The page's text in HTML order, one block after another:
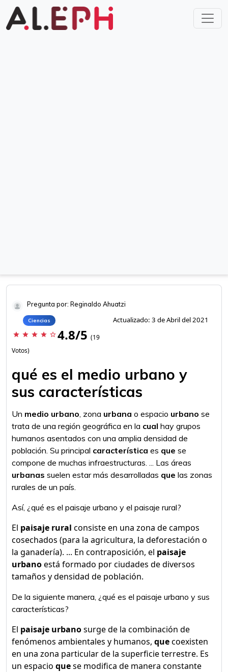
Pregunta por: Reginaldo Ahuatzi
Ciencias Actualizado: 3 de Abril del 2021
star star star star star_border 4.8/5 (19
Votos)
qué es el medio urbano y
sus características
Un medio urbano, zona urbana o espacio urbano se
trata de una región geográfica en la cual hay grupos
humanos asentados con una amplia densidad de
población. Su principal característica es que se
compone de muchas infraestructuras. ... Las áreas
urbanas suelen estar más desarrolladas que las zonas
rurales de un país.
Así, ¿qué es el paisaje urbano y el paisaje rural?
El paisaje rural consiste en una zona de campos
cosechados (para la agricultura, la deforestación o
la ganadería). ... En contraposición, el paisaje
urbanoestá formado por ciudades de diversos
tamaños y densidad de población.
De la siguiente manera, ¿qué es el paisaje urbano y sus
características?
El paisaje urbanosurge de la combinación de
fenómenos ambientales y humanos, quecoexisten
en una zona particular de la superficie terrestre. Es
un espacio quese modifica de manera constante